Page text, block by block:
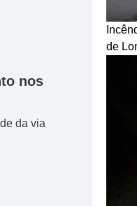
nos
da via
de